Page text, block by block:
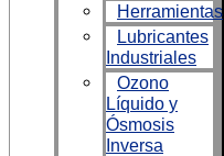
Herramientas
Lubricantes
Industriales
Ozono
Líquido y
Ósmosis
Inversa